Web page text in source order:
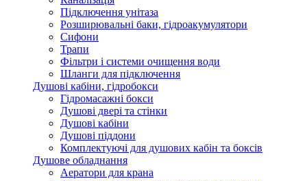
Підключення унітаза
Розширювальні баки, гідроакумулятори
Сифони
Трапи
Фільтри і системи очищення води
Шланги для підключення
Душові кабіни, гідробокси
Гідромасажні бокси
Душові двері та стінки
Душові кабіни
Душові піддони
Комплектуючі для душових кабін та боксів
Душове обладнання
Аератори для крана